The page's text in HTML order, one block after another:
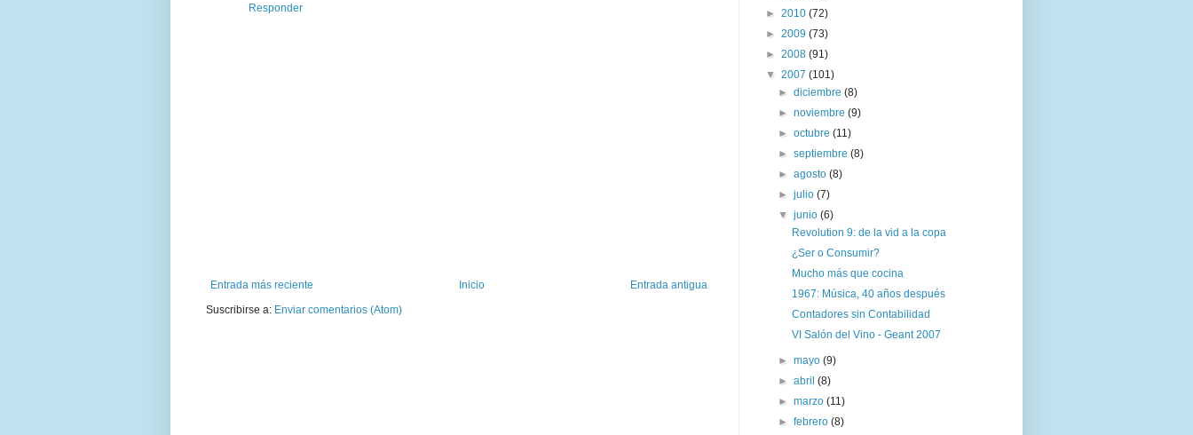
Responder
Entrada más reciente Entrada antigua
Inicio
Suscribirse a: Enviar comentarios (Atom)
► 2010 (72)
► 2009 (73)
► 2008 (91)
▼ 2007 (101)
►diciembre(8)
►noviembre(9)
►octubre(11)
►septiembre(8)
►agosto(8)
►julio(7)
▼junio(6)
Revolution 9: de la vid a la copa
¿Ser o Consumir?
Mucho más que cocina
1967: Música, 40 años después
Contadores sin Contabilidad
VI Salón del Vino - Geant 2007
►mayo(9)
►abril(8)
►marzo(11)
►febrero(8)